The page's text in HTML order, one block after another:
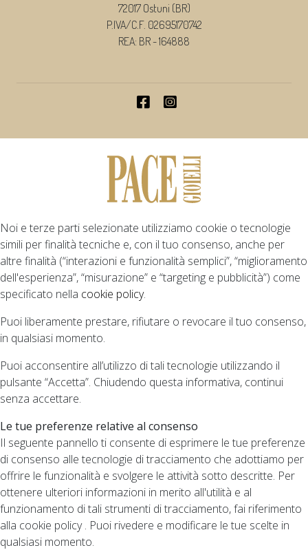
72017 Ostuni (BR)
P.IVA/C.F. 02695170742
REA: BR - 164888
Noi e terze parti selezionate utilizziamo cookie o tecnologie
simili per finalità tecniche e, con il tuo consenso, anche per
altre finalità (“interazioni e funzionalità semplici”, “miglioramento
dell'esperienza”, “misurazione” e “targeting e pubblicità”) come
specificato nella cookie policy.
Puoi liberamente prestare, rifiutare o revocare il tuo consenso,
in qualsiasi momento.
Puoi acconsentire all’utilizzo di tali tecnologie utilizzando il
pulsante “Accetta”. Chiudendo questa informativa, continui
senza accettare.
Le tue preferenze relative al consenso
Il seguente pannello ti consente di esprimere le tue preferenze
di consenso alle tecnologie di tracciamento che adottiamo per
offrire le funzionalità e svolgere le attività sotto descritte. Per
ottenere ulteriori informazioni in merito all'utilità e al
funzionamento di tali strumenti di tracciamento, fai riferimento
alla cookie policy . Puoi rivedere e modificare le tue scelte in
qualsiasi momento.